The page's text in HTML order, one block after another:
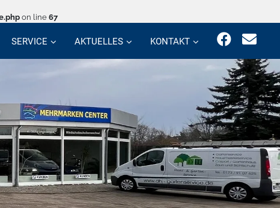
on line 67
SERVICE AKTUELLES KONTAKT